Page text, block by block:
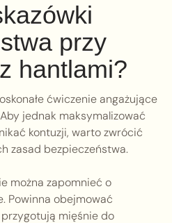
przy
hantlami?
ćwiczenie angażujące
jednak maksymalizować
kontuzji, warto zwrócić
zasad bezpieczeństwa.
można zapomnieć o
Powinna obejmować
mięśnie do